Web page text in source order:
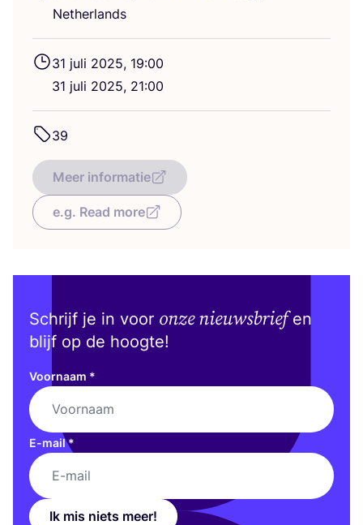
Netherlands
31 juli 2025, 19:00
31 juli 2025, 21:00
39
Meer informatie
e.g. Read more
Schrijf je in voor onze nieuwsbriefen
blijf op de hoogte!
Voornaam *
E-mail*
Ik mis niets meer!